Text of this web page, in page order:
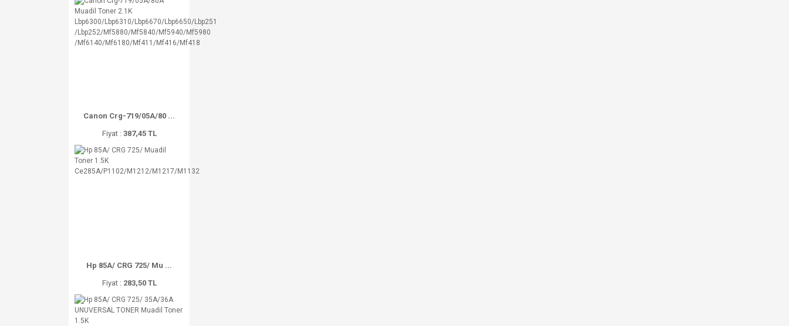
Canon Crg-719/05A/80 ...
Fiyat : 387,45 TL
Hp 85A/ CRG 725/ Mu ...
Fiyat : 283,50 TL